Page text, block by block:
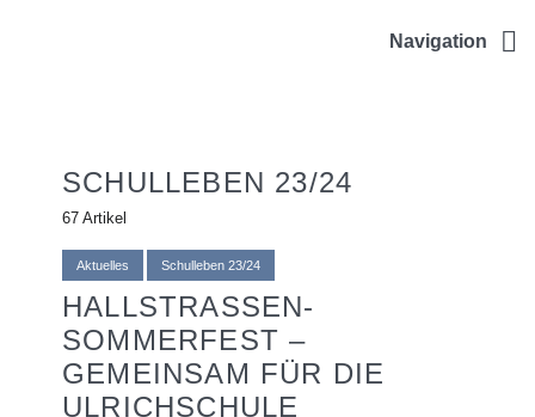
Navigation
SCHULLEBEN 23/24
67 Artikel
Aktuelles Schulleben 23/24
HALLSTRASSEN-S
OMMERFEST – G
EMEINSAM FÜR DIE U
LRICHSCHULE